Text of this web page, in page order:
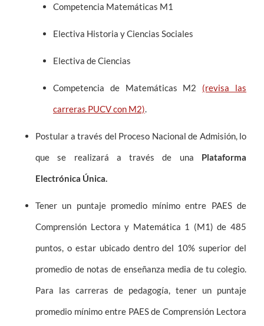
Competencia Matemáticas M1
Electiva Historia y Ciencias Sociales
Electiva de Ciencias
Competencia de Matemáticas M2
(revisa las
carreras PUCV con M2)
Postular a través del Proceso Nacional de Admisión, lo
que se realizará a través de una
Plataforma
Electrónica Única.
Tener un puntaje promedio mínimo entre PAES de
Comprensión Lectora y Matemática 1 (M1) de 485
puntos, o estar ubicado dentro del 10% superior del
promedio de notas de enseñanza media de tu colegio.
Para las carreras de pedagogía, tener un puntaje
promedio mínimo entre PAES de Comprensión Lectora